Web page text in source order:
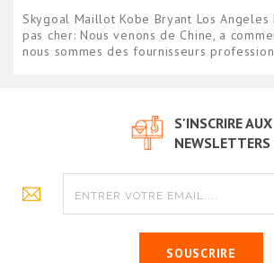
Skygoal Maillot Kobe Bryant Los Angeles
pas cher: Nous venons de Chine, a
nous sommes des fournisseurs
S'INSCRIRE AUX
NEWSLETTERS
SOUSCRIRE